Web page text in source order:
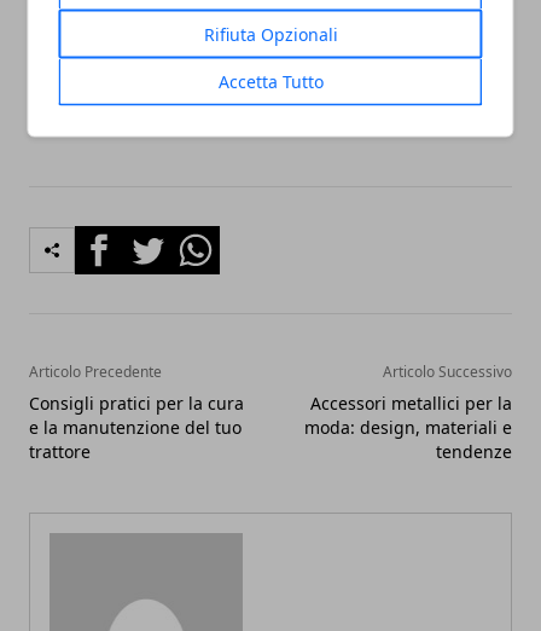
Rifiuta Opzionali
Accetta Tutto
accogliente. E alla fine, ciò che conta davvero è
sentirsi a casa, in un ambiente che riflette la propria
personalità e in cui vivere ogni giorno con piacere.
FacebookTwitterWhatsapp
Articolo Precedente
Consigli pratici per la cura
e la manutenzione del tuo
trattore
Articolo Successivo
Accessori metallici per la
moda: design, materiali e
tendenze